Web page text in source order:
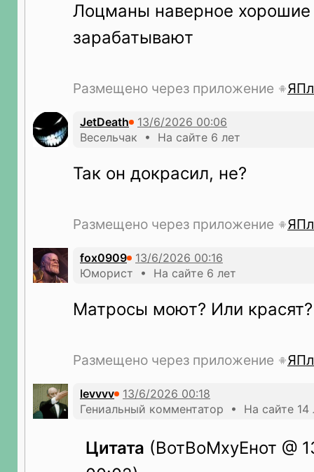
Лоцманы наверное хорошие
зарабатывают
Размещено через приложение
JetDeath
Весельчак • На сайте 6 лет
Так он докрасил, не?
Размещено через приложение
fox0909
Юморист • На сайте 6 лет
Матросы моют? Или красят?
Размещено через приложение
levvvv
Гениальный комментатор • На сайте 14
Цитата (ВотВоМхуЕнот @